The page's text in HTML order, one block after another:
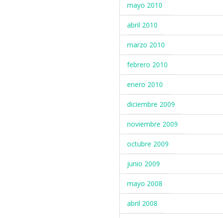
mayo 2010
abril 2010
marzo 2010
febrero 2010
enero 2010
diciembre 2009
noviembre 2009
octubre 2009
junio 2009
mayo 2008
abril 2008